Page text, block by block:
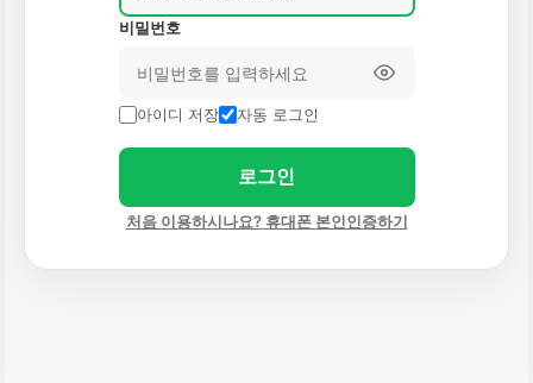
비밀번호
아이디 저장 자동 로그인
로그인
처음 이용하시나요? 휴대폰 본인인증하기